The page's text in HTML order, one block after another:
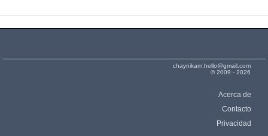
chaynikam.hello@gmail.com
© 2009 - 2026
Acerca de
Contacto
Privacidad